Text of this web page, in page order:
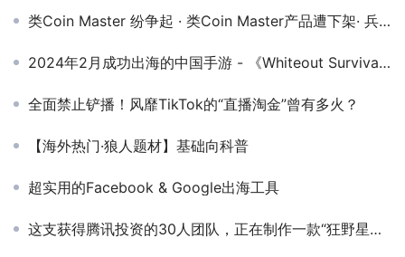
类Coin Master 纷争起 · 类Coin Master产品遭下架· 兵家必争之地是非多
2024年2月成功出海的中国手游 - 《Whiteout Survival》蝉联收入冠军，《Last War》荣登增长榜首
全面禁止铲播！风靡TikTok的“直播淘金”曾有多火？
【海外热门·狼人题材】基础向科普
超实用的Facebook & Google出海工具​
这支获得腾讯投资的30人团队，正在制作一款“狂野星球”新游戏